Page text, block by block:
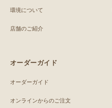
環境について
店舗のご紹介
オーダーガイド
オーダーガイド
オンラインからのご注文